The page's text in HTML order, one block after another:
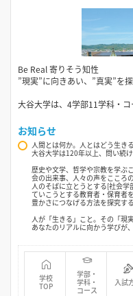
Be Real 寄りそう知性
”現実”に向きあい、”真実”を探
大谷大学は、4学部11学科・コ
お知らせ
人間とは何か。人とはどう生き
大谷大学は120年以上、問い続け
歴史や文学、哲学や宗教を学ぶ
会の出来事、人々の声をこころ
人のそばに立とうとする[社会
ていこうとする教育者・保育者
豊かさにつなげる方法を探究す
人が「生きる」こと。その「現
あなたのリアルに向かう学びが
学校
TOP
学部・
学科・
コース
入試